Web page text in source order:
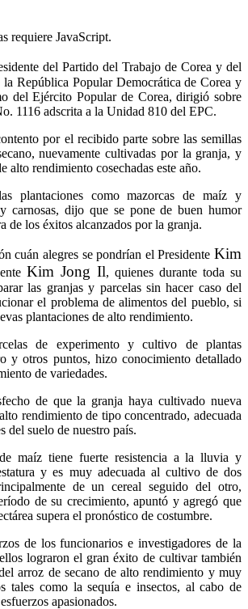
requiere JavaScript.
del Partido del Trabajo de Corea y del
la República Popular Democrática de Corea y
del Ejército Popular de Corea, dirigió sobre
1116 adscrita a la Unidad 810 del EPC.
por el recibido parte sobre las semillas
nuevamente cultivadas por la granja, y
alto rendimiento cosechadas este año.
plantaciones como mazorcas de maíz y
carnosas, dijo que se pone de buen humor
de los éxitos alcanzados por la granja.
cuán alegres se pondrían el Presidente Kim
Kim Jong Il, quienes durante toda su
las granjas y parcelas sin hacer caso del
el problema de alimentos del pueblo, si
plantaciones de alto rendimiento.
de experimento y cultivo de plantas
y otros puntos, hizo conocimiento detallado
de variedades.
de que la granja haya cultivado nueva
rendimiento de tipo concentrado, adecuada
del suelo de nuestro país.
maíz tiene fuerte resistencia a la lluvia y
y es muy adecuada al cultivo de dos
de un cereal seguido del otro,
de su crecimiento, apuntó y agregó que
supera el pronóstico de costumbre.
de los funcionarios e investigadores de la
lograron el gran éxito de cultivar también
arroz de secano de alto rendimiento y muy
tales como la sequía e insectos, al cabo de
apasionados.